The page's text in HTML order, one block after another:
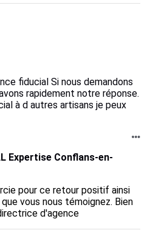
fiducial Si nous demandons
rapidement notre réponse.
à d autres artisans je peux
Expertise Conflans-en-
pour ce retour positif ainsi
vous nous témoignez. Bien
d'agence